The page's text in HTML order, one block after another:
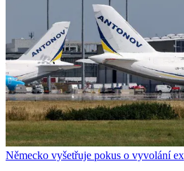
Německo vyšetřuje pokus o vyvolání